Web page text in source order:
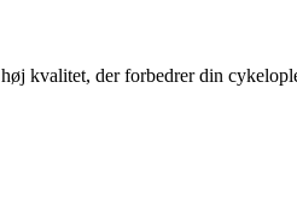
kvalitet, der forbedrer din